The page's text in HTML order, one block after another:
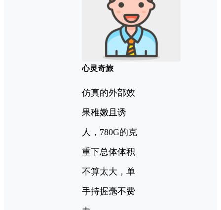
心灵奇旅
仿真的外部效
果稚嫩且诱
人，780G的克
重下总体体积
不算太大，单
手持握毫不费